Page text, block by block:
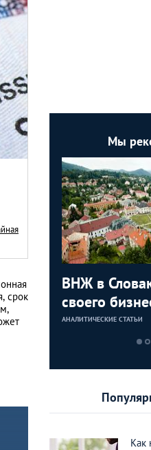
срок
Мы
ВНЖ в
своего
для граждан
АНАЛИТИЧЕСКИЕ СТАТЬИ
в
для
Как